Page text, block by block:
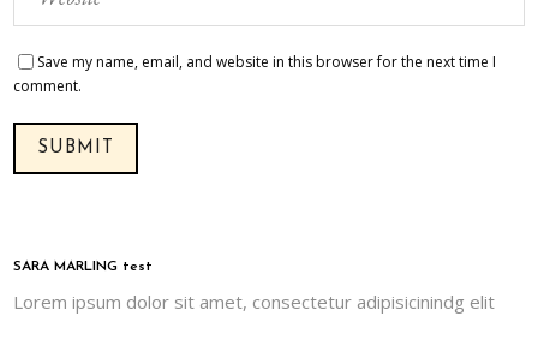
Save my name, email, and website in this browser for the next time I
comment.
SARA MARLING test
Lorem ipsum dolor sit amet, consectetur adipisicinindg elit